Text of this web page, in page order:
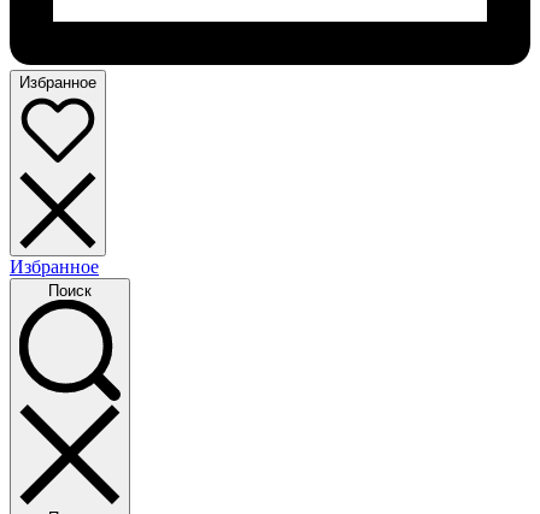
Избранное
Избранное
Поиск